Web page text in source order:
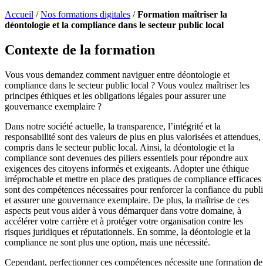
Accueil /Nos formations digitales /Formation maîtriser la
déontologie et la compliance dans le secteur public local
Contexte de la formation
Vous vous demandez comment naviguer entre déontologie et
compliance dans le secteur public local ? Vous voulez maîtriser les
principes éthiques et les obligations légales pour assurer une
gouvernance exemplaire ?
Dans notre société actuelle, la transparence, l’intégrité et la
responsabilité sont des valeurs de plus en plus valorisées et attendues,
compris dans le secteur public local. Ainsi, la déontologie et la
compliance sont devenues des piliers essentiels pour répondre aux
exigences des citoyens informés et exigeants. Adopter une éthique
irréprochable et mettre en place des pratiques de compliance efficaces
sont des compétences nécessaires pour renforcer la confiance du
et assurer une gouvernance exemplaire. De plus, la maîtrise de ces
aspects peut vous aider à vous démarquer dans votre domaine, à
accélérer votre carrière et à protéger votre organisation contre les
risques juridiques et réputationnels. En somme, la déontologie et la
compliance ne sont plus une option, mais une nécessité.
Cependant, perfectionner ces compétences nécessite une formation de